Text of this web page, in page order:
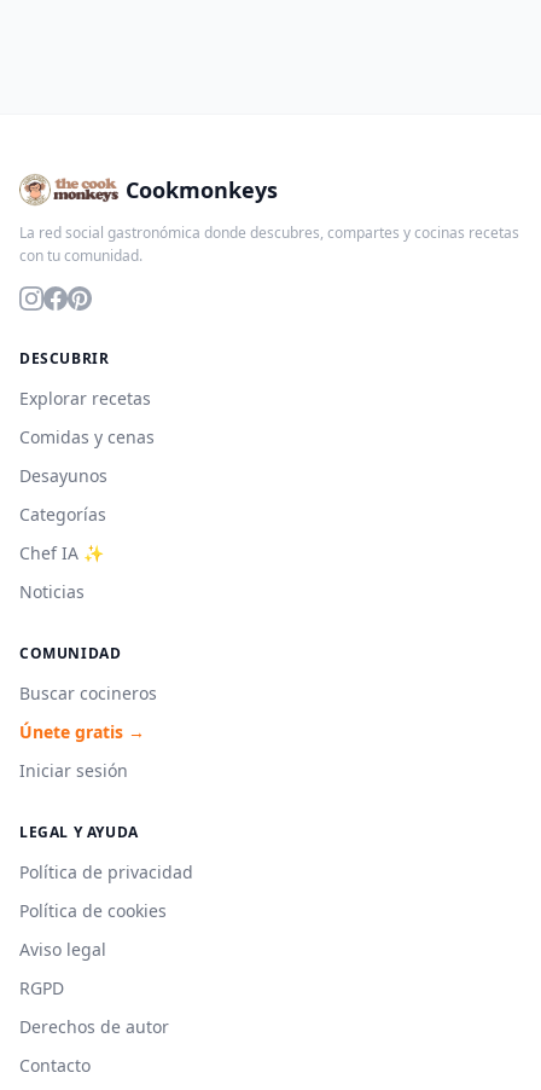
Cookmonkeys
La red social gastronómica donde descubres, compartes y cocinas recetas
con tu comunidad.
DESCUBRIR
Explorar recetas
Comidas y cenas
Desayunos
Categorías
Chef IA ✨
Noticias
COMUNIDAD
Buscar cocineros
Únete gratis →
Iniciar sesión
LEGAL Y AYUDA
Política de privacidad
Política de cookies
Aviso legal
RGPD
Derechos de autor
Contacto